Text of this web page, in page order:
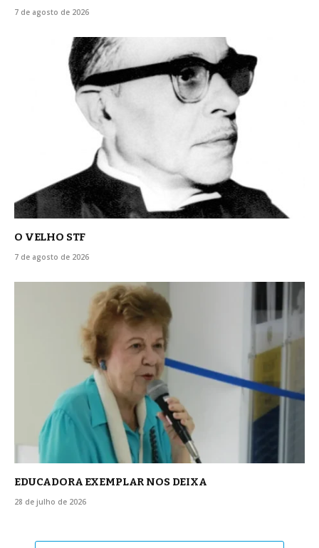
7 de agosto de 2026
O VELHO STF
7 de agosto de 2026
EDUCADORA EXEMPLAR NOS DEIXA
28 de julho de 2026